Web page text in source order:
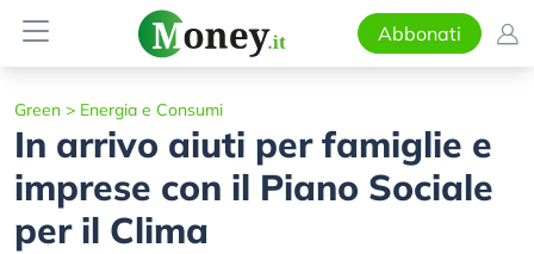
Abbonati
Green > Energia e Consumi
In arrivo aiuti per famiglie e
imprese con il Piano Sociale
per il Clima